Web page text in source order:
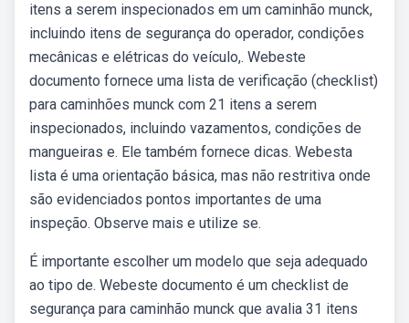
itens a serem inspecionados em um caminhão munck,
incluindo itens de segurança do operador, condições
mecânicas e elétricas do veículo,. Webeste
documento fornece uma lista de verificação (checklist)
para caminhões munck com 21 itens a serem
inspecionados, incluindo vazamentos, condições de
mangueiras e. Ele também fornece dicas. Webesta
lista é uma orientação básica, mas não restritiva onde
são evidenciados pontos importantes de uma
inspeção. Observe mais e utilize se.
É importante escolher um modelo que seja adequado
ao tipo de. Webeste documento é um checklist de
segurança para caminhão munck que avalia 31 itens